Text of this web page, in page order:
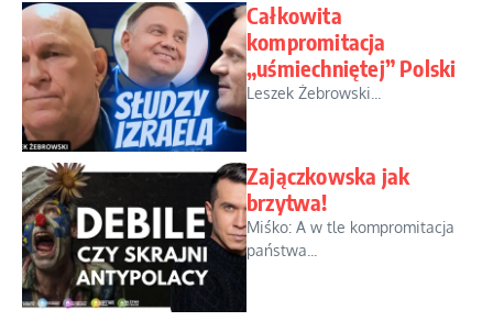
Całkowita
kompromitacja
„uśmiechniętej” Polski
Leszek Żebrowski...
Zajączkowska jak
brzytwa!
Miśko: A w tle kompromitacja
państwa...